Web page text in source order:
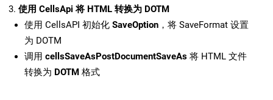
使用 CellsApi 将 HTML 转换为 DOTM
使用 CellsAPI 初始化 SaveOption ，将 SaveFormat 设置
为 DOTM
调用 cellsSaveAsPostDocumentSaveAs 将 HTML 文件
转换为 DOTM 格式